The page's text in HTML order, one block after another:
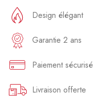
Design élégant
Garantie 2 ans
Paiement sécurisé
Livraison offerte